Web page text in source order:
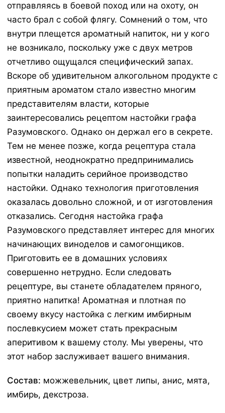
отправляясь в боевой поход или на охоту, он
часто брал с собой флягу. Сомнений о том, что
внутри плещется ароматный напиток, ни у кого
не возникало, поскольку уже с двух метров
отчетливо ощущался специфический запах.
Вскоре об удивительном алкогольном продукте с
приятным ароматом стало известно многим
представителям власти, которые
заинтересовались рецептом настойки графа
Разумовского. Однако он держал его в секрете.
Тем не менее позже, когда рецептура стала
известной, неоднократно предпринимались
попытки наладить серийное производство
настойки. Однако технология приготовления
оказалась довольно сложной, и от изготовления
отказались. Сегодня настойка графа
Разумовского представляет интерес для многих
начинающих виноделов и самогонщиков.
Приготовить ее в домашних условиях
совершенно нетрудно. Если следовать
рецептуре, вы станете обладателем пряного,
приятно напитка! Ароматная и плотная по
своему вкусу настойка с легким имбирным
послевкусием может стать прекрасным
аперитивом к вашему столу. Мы уверены, что
этот набор заслуживает вашего внимания.
Состав: можжевельник, цвет липы, анис, мята,
имбирь, декстроза.